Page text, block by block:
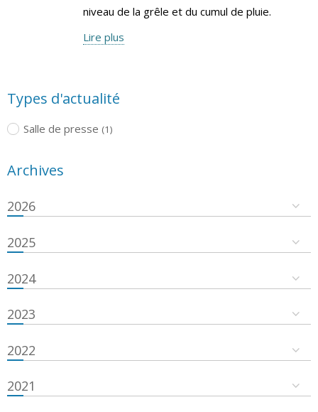
niveau de la grêle et du cumul de pluie.
Lire plus
Types d'actualité
Salle de presse (1)
Archives
2026
2025
2024
2023
2022
2021